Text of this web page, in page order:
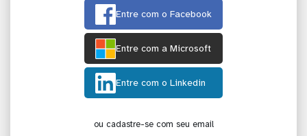
Entre com o Facebook
Entre com a Microsoft
Entre com o Linkedin
ou cadastre-se com seu email